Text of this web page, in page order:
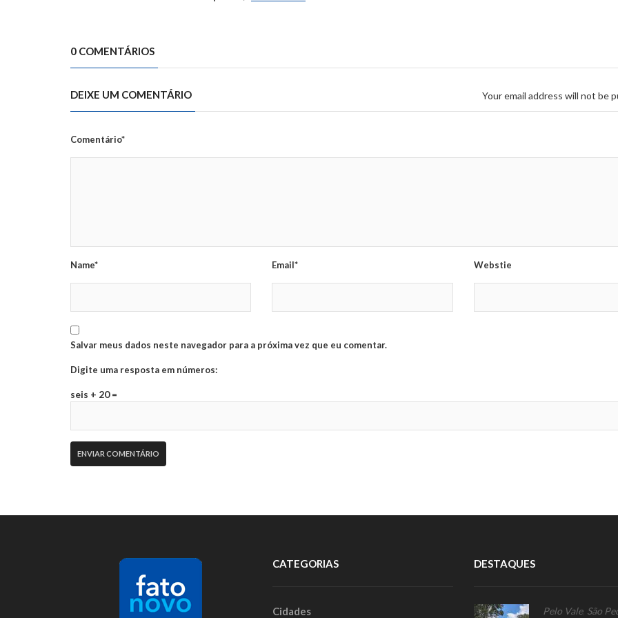
0 COMENTÁRIOS
DEIXE UM COMENTÁRIO Your email address will not be
Comentário*
Name* Email* Webstie
Salvar meus dados neste navegador para a próxima vez que eu comentar.
Digite uma resposta em números:
seis + 20 =
CATEGORIAS
Cidades
DESTAQUES
Pelo Vale, São